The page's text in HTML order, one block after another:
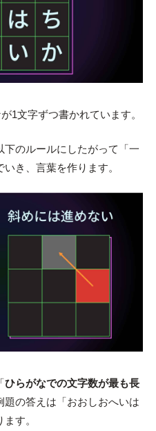
1文字ずつ書かれています。
のルールにしたがって「一
き、言葉を作ります。
ひらがなでの文字数が最も長
題の答えは「おおしおへいは
す。